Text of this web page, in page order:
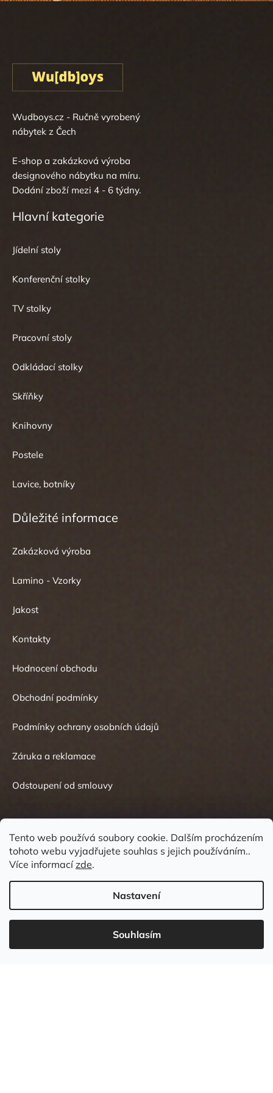
Tento web používá soubory cookie. Dalším procházením
tohoto webu vyjadřujete souhlas s jejich používáním..
Více informacízde.
Nastavení
Souhlasím
Wudboys.cz - Ručně vyrobený
nábytek z Čech
E-shop a zakázková výroba
designového nábytku na míru.
Dodání zboží mezi 4 - 6 týdny.
Hlavní kategorie
Jídelní stoly
Konferenční stolky
TV stolky
Pracovní stoly
Odkládací stolky
Skříňky
Knihovny
Postele
Lavice, botníky
Důležité informace
Zakázková výroba
Lamino - Vzorky
Jakost
Kontakty
Hodnocení obchodu
Obchodní podmínky
Podmínky ochrany osobních údajů
Záruka a reklamace
Odstoupení od smlouvy
Kontakt